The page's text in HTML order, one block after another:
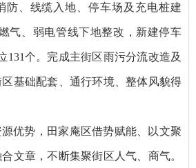
防、线缆入地、停车场及充电桩建
气、弱电管线下地整改，新建停车
131个。完成主街区雨污分流改造及
基础配套、通行环境、整体风貌得
优势，田家庵区借势赋能、以文聚
文章，不断集聚街区人气、商气。